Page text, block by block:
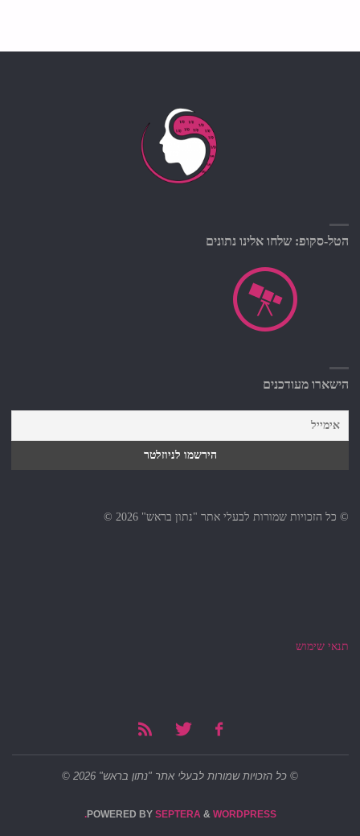
הטל-סקופ: שלחו אלינו נתונים
הישארו מעודכנים
© כל הזכויות שמורות לבעלי אתר "נתון בראש" 2026 ©
תנאי שימוש
© כל הזכויות שמורות לבעלי אתר "נתון בראש" 2026 ©
POWERED BYSEPTERA& WORDPRESS.